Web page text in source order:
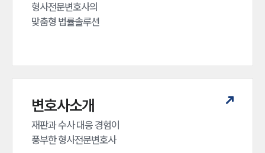
형사전문변호사의
맞춤형 법률솔루션
변호사소개
재판과 수사 대응 경험이
풍부한 형사전문변호사